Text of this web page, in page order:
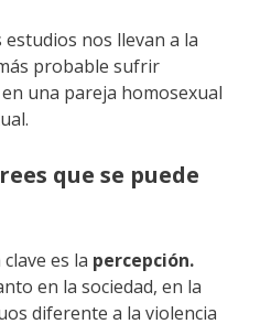
estudios nos llevan a la
probable sufrir
una pareja homosexual
que se puede
es la percepción.
en la sociedad, en la
diferente a la violencia